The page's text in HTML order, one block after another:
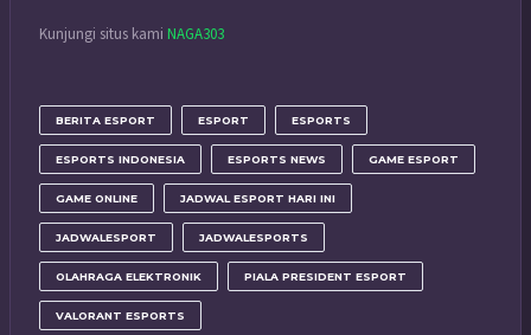
Kunjungi situs kami NAGA303
BERITA ESPORT ESPORT ESPORTS
ESPORTS INDONESIA ESPORTS NEWS GAME ESPORT
GAME ONLINE JADWAL ESPORT HARI INI
JADWALESPORT JADWALESPORTS
OLAHRAGA ELEKTRONIK PIALA PRESIDENT ESPORT
VALORANT ESPORTS